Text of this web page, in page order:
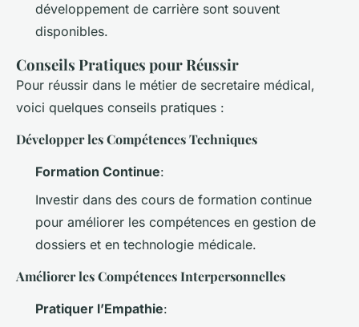
développement de carrière sont souvent
disponibles.
Conseils Pratiques pour Réussir
Pour réussir dans le métier de secretaire médical,
voici quelques conseils pratiques :
Développer les Compétences Techniques
Formation Continue:
Investir dans des cours de formation continue
pour améliorer les compétences en gestion de
dossiers et en technologie médicale.
Améliorer les Compétences Interpersonnelles
Pratiquer l’Empathie: